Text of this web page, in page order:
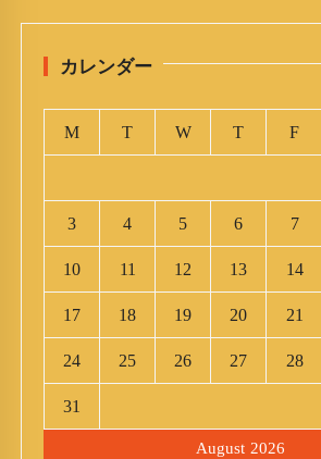
カレンダー
August 2026
M T W T F
3 4 5 6 7
10 11 12 13 14
17 18 19 20 21
24 25 26 27 28
31